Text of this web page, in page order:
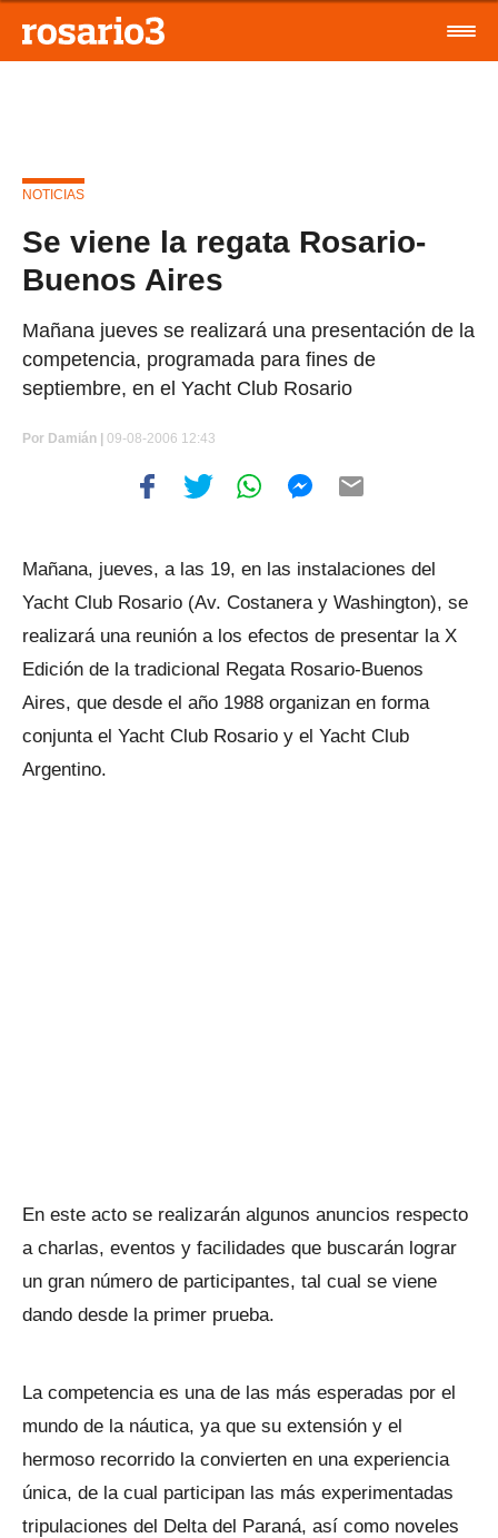
NOTICIAS
Se viene la regata Rosario-
Buenos Aires
Mañana jueves se realizará una presentación de la
competencia, programada para fines de
septiembre, en el Yacht Club Rosario
Por Damián | 09-08-2006 12:43
Mañana, jueves, a las 19, en las instalaciones del
Yacht Club Rosario (Av. Costanera y Washington), se
realizará una reunión a los efectos de presentar la X
Edición de la tradicional Regata Rosario-Buenos
Aires, que desde el año 1988 organizan en forma
conjunta el Yacht Club Rosario y el Yacht Club
Argentino.
En este acto se realizarán algunos anuncios respecto
a charlas, eventos y facilidades que buscarán lograr
un gran número de participantes, tal cual se viene
dando desde la primer prueba.
La competencia es una de las más esperadas por el
mundo de la náutica, ya que su extensión y el
hermoso recorrido la convierten en una experiencia
única, de la cual participan las más experimentadas
tripulaciones del Delta del Paraná, así como noveles